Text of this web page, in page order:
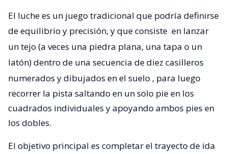
El luche es un juego tradicional que podría definirse
de equilibrio y precisión, y que consiste en lanzar
un tejo (a veces una piedra plana, una tapa o un
latón) dentro de una secuencia de diez casilleros
numerados y dibujados en el suelo , para luego
recorrer la pista saltando en un solo pie en los
cuadrados individuales y apoyando ambos pies en
los dobles.
El objetivo principal es completar el trayecto de ida